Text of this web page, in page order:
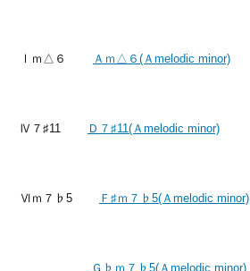
Ⅰｍ△６ Ａｍ△６(Ａmelodic minor)
Ⅳ７♯11 Ｄ７♯11(Ａmelodic minor)
Ⅵｍ７♭5 Ｆ♯ｍ７♭5(Ａmelodic minor)
Ｇ♭ｍ７♭5(Ａmelodic minor)